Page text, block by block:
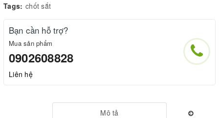
Tags: chốt sắt
Bạn cần hỗ trợ?
Mua sản phẩm
0902608828
Liên hệ
Mô tả